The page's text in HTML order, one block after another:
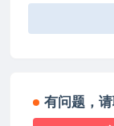
有问题，